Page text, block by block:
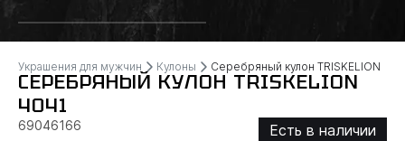
Украшения для мужчин Кулоны Серебряный кулон TRISKELION
СЕРЕБРЯНЫЙ КУЛОН TRISKELION
4041
69046166
Есть в наличии